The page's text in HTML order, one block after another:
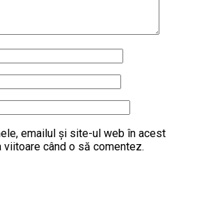
emailul și site-ul web în acest
viitoare când o să comentez.